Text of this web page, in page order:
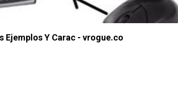
Ejemplos Y Carac - vrogue.co